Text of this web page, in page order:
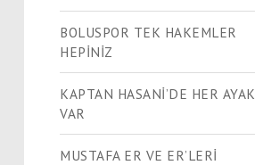
BOLUSPOR TEK HAKEMLER
HEPİNİZ
KAPTAN HASANİ’DE HER AYAK
VAR
MUSTAFA ER VE ER’LERİ